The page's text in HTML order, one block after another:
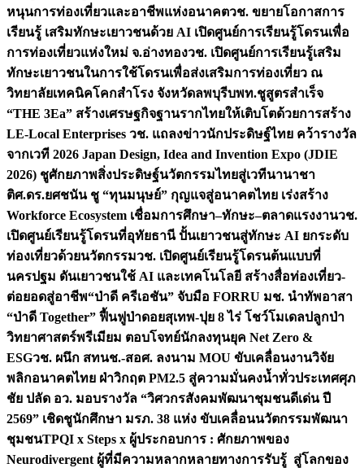
หนุนการท่องเที่ยวและอาชีพแห่งอนาคตวช. ขยายโอกาสการ
เรียนรู้ เสริมทักษะเยาวชนด้วย AI เปิดศูนย์การเรียนรู้โดรนเพื่อ
การท่องเที่ยวแห่งใหม่ จ.อ่างทองวช. เปิดศูนย์การเรียนรู้เสริม
ทักษะเยาวชนในการใช้โดรนเพื่อส่งเสริมการท่องเที่ยว ณ
วิทยาลัยเทคนิคโคกสำโรง จังหวัดลพบุรีบพท.ชูสูตรสำเร็จ
“THE 3Ea” สร้างเศรษฐกิจฐานรากไทยให้เติบโตด้วยการสร้าง
LE-Local Enterprises วช. แถลงข่าวนักประดิษฐ์ไทย คว้ารางวัล
จากเวที 2026 Japan Design, Idea and Invention Expo (JDIE
2026) ชูศักยภาพสิ่งประดิษฐ์นวัตกรรมไทยสู่เวทีนานาชา
ติศ.ดร.ยศชนัน ชู “ทุนมนุษย์” กุญแจสู่อนาคตไทย เร่งสร้าง
Workforce Ecosystem เชื่อมการศึกษา–ทักษะ–ตลาดแรงงานวช.
เปิดศูนย์เรียนรู้โดรนที่อุทัยธานี ปั้นเยาวชนสู่ทักษะ AI ยกระดับ
ท่องเที่ยวด้วยนวัตกรรมวช. เปิดศูนย์เรียนรู้โดรนต้นแบบที่
นครปฐม ดันเยาวชนใช้ AI และเทคโนโลยี สร้างสื่อท่องเที่ยว-
ต่อยอดสู่อาชีพ“ป่าดี ครีเอชัน” จับมือ FORRU มช. นำทัพอาสา
“ป่าดี Together” ฟื้นฟูป่าดอยสุเทพ-ปุย 8 ไร่ โชว์โมเดลปลูกป่า
วิทยาศาสตร์พรีเมียม ตอบโจทย์นักลงทุนยุค Net Zero &
ESGวช. ผนึก สทนช.-สอศ. ลงนาม MOU ขับเคลื่อนงานวิจัย
พลิกอนาคตไทย ฝ่าวิกฤต PM2.5 สู่ความมั่นคงน้ำทั่วประเทศศุภ
ชัย ปลัด อว. มอบรางวัล “วิศวกรสังคมพัฒนาชุมชนดีเด่น ปี
2569” เชิดชูนักศึกษา มรภ. 38 แห่ง ขับเคลื่อนนวัตกรรมพัฒนา
ชุมชนTPQI x Steps x ผู้ประกอบการ : ศักยภาพของ
Neurodivergent ผู้ที่มีความหลากหลายทางการรับรู้ สู่โลกของ